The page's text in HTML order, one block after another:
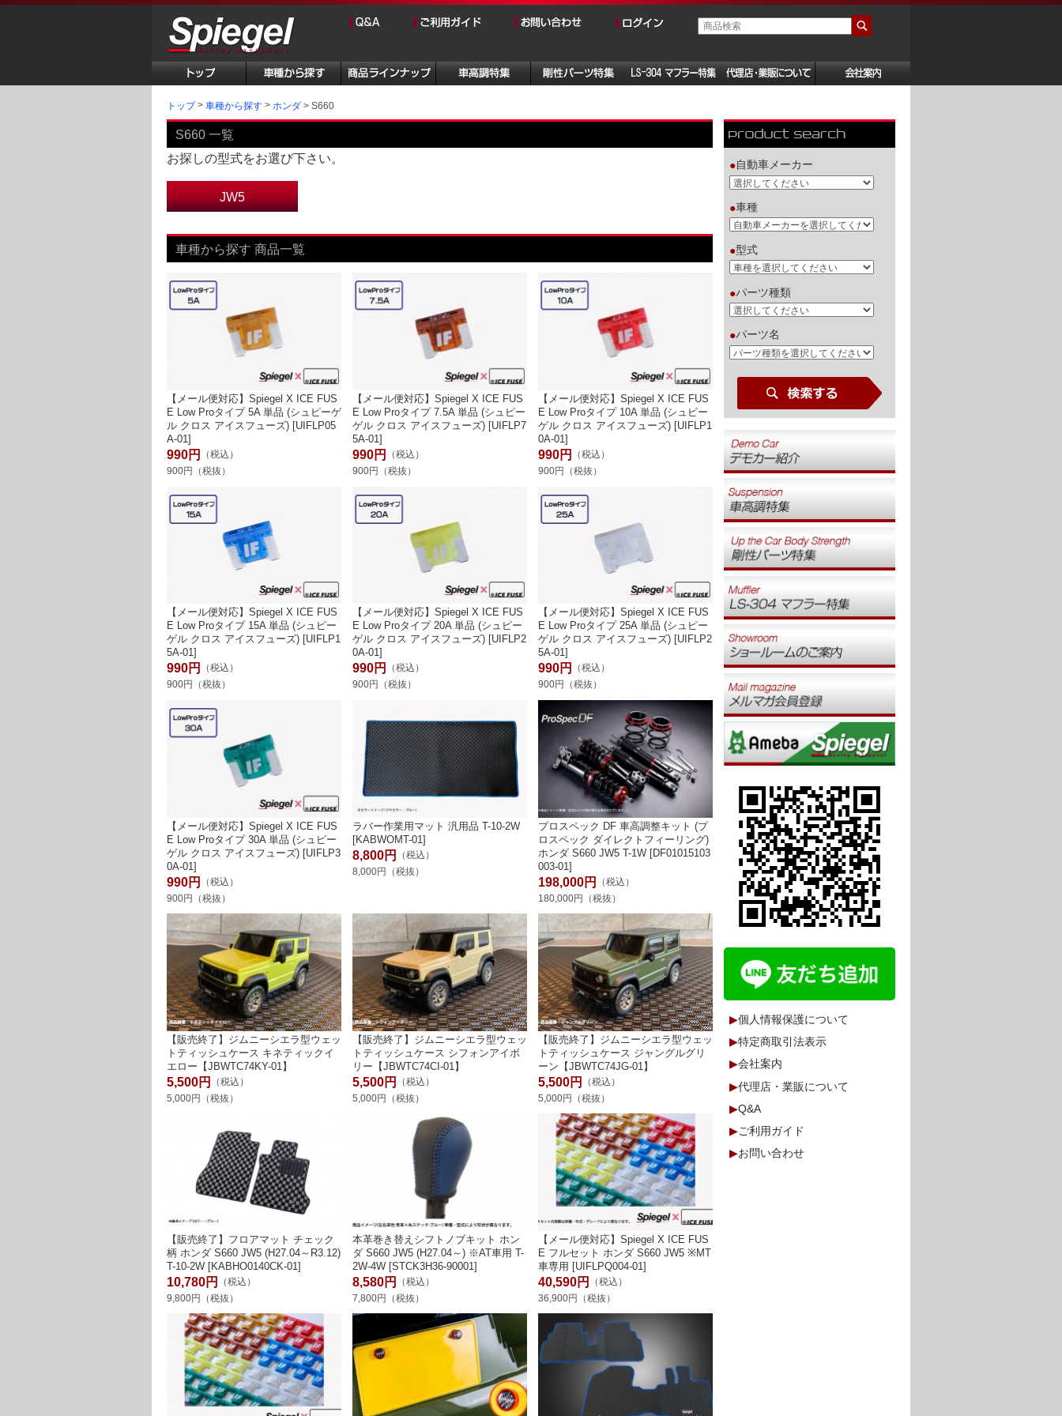
トップ 車種から探す ホンダ S660
S660 一覧
お探しの型式をお選び下さい。
JW5
車種から探す 商品一覧
【メール便対応】Spiegel X ICE FUS
E Low Proタイプ 5A 単品 (シュピーゲ
ル クロス アイスフューズ) [UIFLP05
A-01]
990円
（税込）
900円（税抜）
【メール便対応】Spiegel X ICE FUS
E Low Proタイプ 7.5A 単品 (シュピー
ゲル クロス アイスフューズ) [UIFLP7
5A-01]
990円
（税込）
900円（税抜）
【メール便対応】Spiegel X ICE FUS
E Low Proタイプ 10A 単品 (シュピー
ゲル クロス アイスフューズ) [UIFLP1
0A-01]
990円
（税込）
900円（税抜）
【メール便対応】Spiegel X ICE FUS
E Low Proタイプ 15A 単品 (シュピー
ゲル クロス アイスフューズ) [UIFLP1
5A-01]
990円
（税込）
900円（税抜）
【メール便対応】Spiegel X ICE FUS
E Low Proタイプ 20A 単品 (シュピー
ゲル クロス アイスフューズ) [UIFLP2
0A-01]
990円
（税込）
900円（税抜）
【メール便対応】Spiegel X ICE FUS
E Low Proタイプ 25A 単品 (シュピー
ゲル クロス アイスフューズ) [UIFLP2
5A-01]
990円
（税込）
900円（税抜）
【メール便対応】Spiegel X ICE FUS
E Low Proタイプ 30A 単品 (シュピー
ゲル クロス アイスフューズ) [UIFLP3
0A-01]
990円
（税込）
900円（税抜）
ラバー作業用マット 汎用品 T-10-2W
[KABWOMT-01]
8,800円
（税込）
8,000円（税抜）
プロスペック DF 車高調整キット (プ
ロスペック ダイレクトフィーリング)
ホンダ S660 JW5 T-1W [DF01015103
003-01]
198,000円
（税込）
180,000円（税抜）
【販売終了】ジムニーシエラ型ウェッ
トティッシュケース キネティックイ
エロー【JBWTC74KY-01】
5,500円
（税込）
5,000円（税抜）
【販売終了】ジムニーシエラ型ウェッ
トティッシュケース シフォンアイボ
リー【JBWTC74CI-01】
5,500円
（税込）
5,000円（税抜）
【販売終了】ジムニーシエラ型ウェッ
トティッシュケース ジャングルグリ
ーン【JBWTC74JG-01】
5,500円
（税込）
5,000円（税抜）
【販売終了】フロアマット チェック
柄 ホンダ S660 JW5 (H27.04～R3.12)
T-10-2W [KABHO0140CK-01]
10,780円
（税込）
9,800円（税抜）
本革巻き替えシフトノブキット ホン
ダ S660 JW5 (H27.04～) ※AT車用 T-
2W-4W [STCK3H36-90001]
8,580円
（税込）
7,800円（税抜）
【メール便対応】Spiegel X ICE FUS
E フルセット ホンダ S660 JW5 ※MT
車専用 [UIFLPQ004-01]
40,590円
（税込）
36,900円（税抜）
●自動車メーカー
●車種
●型式
●パーツ種類
●パーツ名
▶個人情報保護について
▶特定商取引法表示
▶会社案内
▶代理店・業販について
▶Q&A
▶ご利用ガイド
▶お問い合わせ